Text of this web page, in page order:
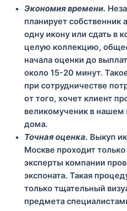
Экономия времени.
планирует собственник
одну икону или сдать в
целую коллекцию,
начала оценки до
около 15-20 минут.
при сотрудничестве
от того, хочет клиент
великомученик в нашем
дома.
Точная оценка. Выкуп
Москве проходит только
эксперты компании
экспоната. Такая
только тщательный
предмета